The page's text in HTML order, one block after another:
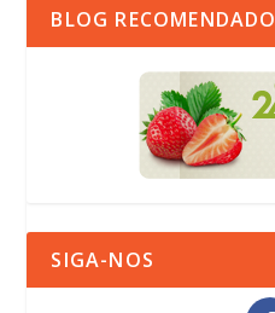
BLOG RECOMENDADO
SIGA-NOS